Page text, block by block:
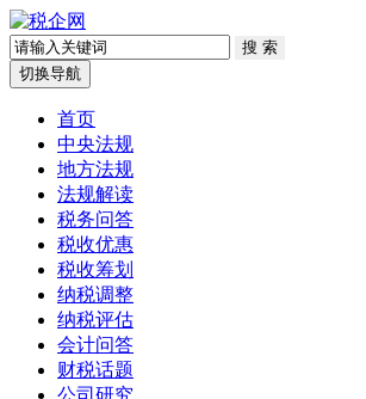
切换导航
首页
中央法规
地方法规
法规解读
税务问答
税收优惠
税收筹划
纳税调整
纳税评估
会计问答
财税话题
公司研究